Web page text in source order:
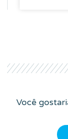
Você